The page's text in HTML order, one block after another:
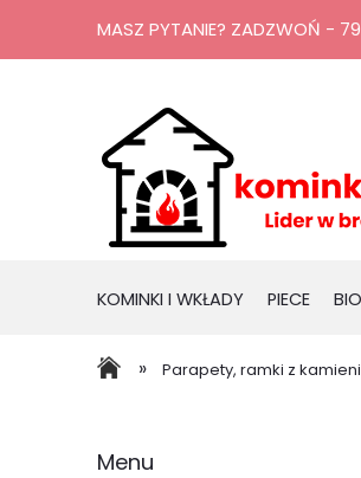
KOMINKI I WKŁADY PIECE
RURY, KOMINY
» Parapety, ramki z
MASZ PYTANIE? ZADZWOŃ -
Menu